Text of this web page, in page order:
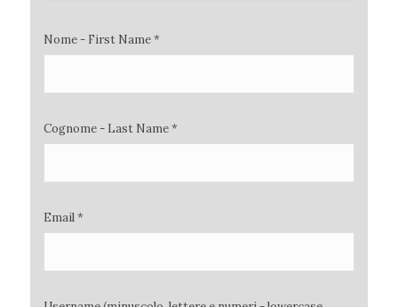
Nome - First Name *
Cognome - Last Name *
Email *